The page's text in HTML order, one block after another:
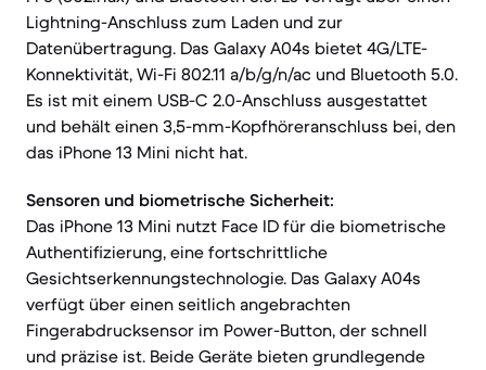
Lightning-Anschluss zum Laden und zur
Datenübertragung. Das Galaxy A04s bietet 4G/LTE-
Konnektivität, Wi-Fi 802.11 a/b/g/n/ac und Bluetooth 5.0.
Es ist mit einem USB-C 2.0-Anschluss ausgestattet
und behält einen 3,5-mm-Kopfhöreranschluss bei, den
das iPhone 13 Mini nicht hat.
Sensoren und biometrische Sicherheit:
Das iPhone 13 Mini nutzt Face ID für die biometrische
Authentifizierung, eine fortschrittliche
Gesichtserkennungstechnologie. Das Galaxy A04s
verfügt über einen seitlich angebrachten
Fingerabdrucksensor im Power-Button, der schnell
und präzise ist. Beide Geräte bieten grundlegende